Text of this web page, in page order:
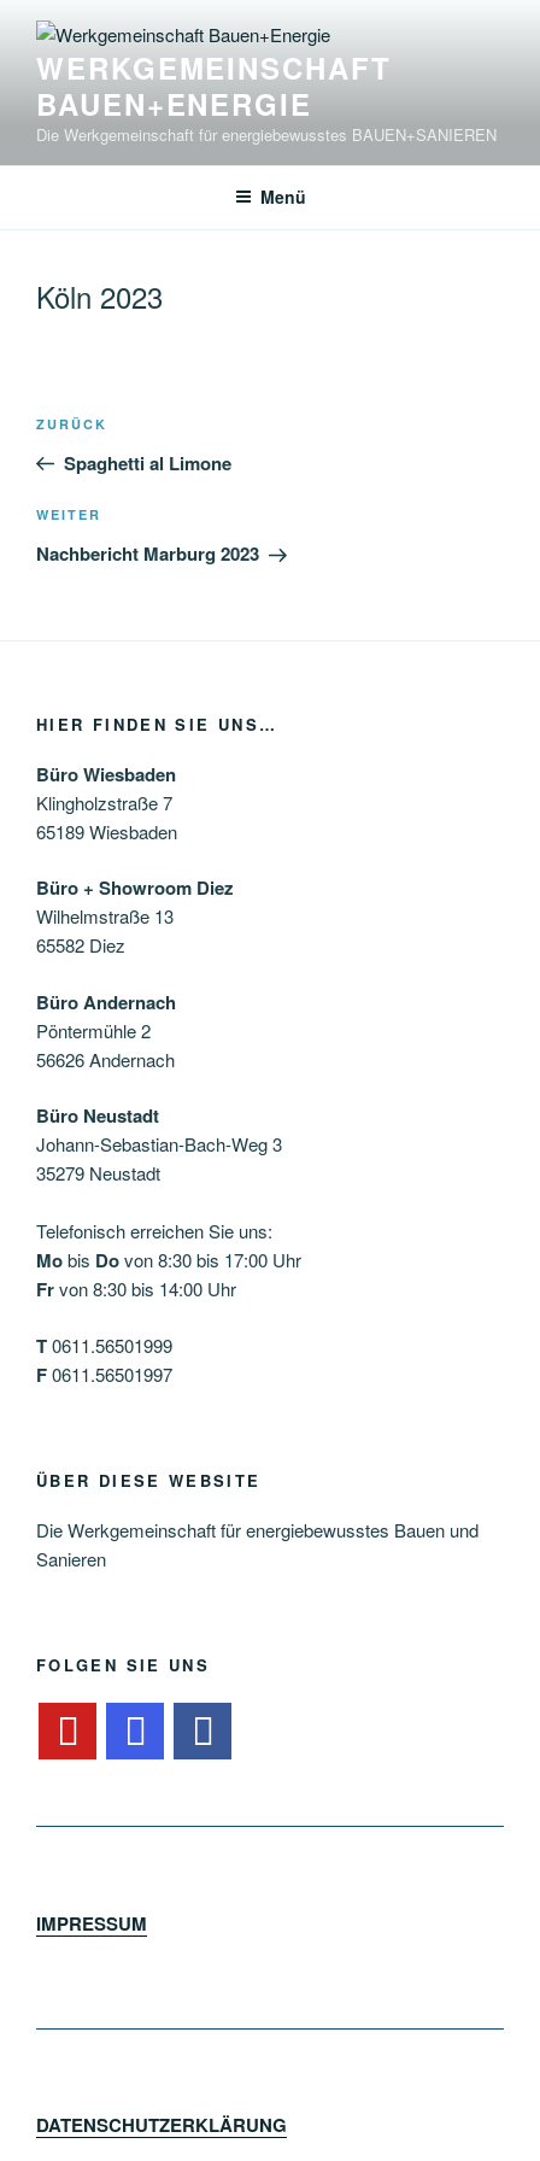
Inhalt
springenWERKGEMEINSCHAFT
BAUEN+ENERGIE
Die Werkgemeinschaft für energiebewusstes BAUEN+SANIEREN
Menü
Köln 2023
Beitragsnavigation
Vorheriger
Beitrag
ZURÜCK
Spaghetti al Limone
Nächster
Beitrag
WEITER
Nachbericht Marburg 2023
HIER FINDEN SIE UNS…
Büro Wiesbaden
Klingholzstraße 7
65189 Wiesbaden
Büro + Showroom Diez
Wilhelmstraße 13
65582 Diez
Büro Andernach
Pöntermühle 2
56626 Andernach
Büro Neustadt
Johann-Sebastian-Bach-Weg 3
35279 Neustadt
Telefonisch erreichen Sie uns:
Mobis Dovon 8:30 bis 17:00 Uhr
Frvon 8:30 bis 14:00 Uhr
T0611.56501999
F0611.56501997
ÜBER DIESE WEBSITE
Die Werkgemeinschaft für energiebewusstes Bauen und
Sanieren
FOLGEN SIE UNS
IMPRESSUM
DATENSCHUTZERKLÄRUNG